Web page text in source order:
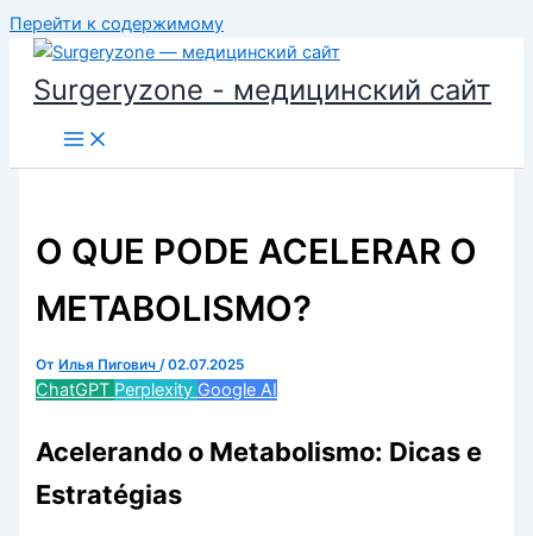
Перейти к содержимому
Surgeryzone - медицинский сайт
O QUE PODE ACELERAR O
METABOLISMO?
От Илья Пигович/02.07.2025
ChatGPT Perplexity Google AI
Acelerando o Metabolismo: Dicas e
Estratégias